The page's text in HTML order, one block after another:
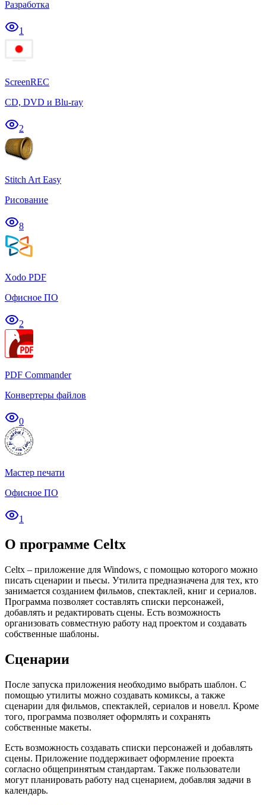
Разработка
1
ScreenREC
CD, DVD и Blu-ray
2
Stitch Art Easy
Рисование
8
Xodo PDF
Офисное ПО
2
PDF Commander
Конвертеры файлов
0
Мастер печати
Офисное ПО
1
О программе Celtx
Celtx – приложение для Windows, с помощью которого можно
писать сценарии и пьесы. Утилита предназначена для тех, кто
занимается созданием фильмов, спектаклей, книг и сериалов.
Программа позволяет составлять списки персонажей,
добавлять и редактировать сцены. Есть возможность
организовать совместную работу над проектом и создавать
собственные шаблоны.
Сценарии
После запуска приложения необходимо выбрать шаблон. С
помощью утилиты можно создавать комиксы, а также
сценарии для фильмов, спектаклей, сериалов и новелл. Кроме
того, программа позволяет оформлять и сохранять
собственные макеты.
Есть возможность создавать списки персонажей и добавлять
сцены. Приложение поддерживает оформление проекта
согласно общепринятым стандартам. Также пользователи
могут планировать работу над сценарием, добавляя задачи в
календарь.